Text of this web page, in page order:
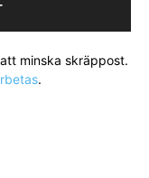
minska skräppost.
.